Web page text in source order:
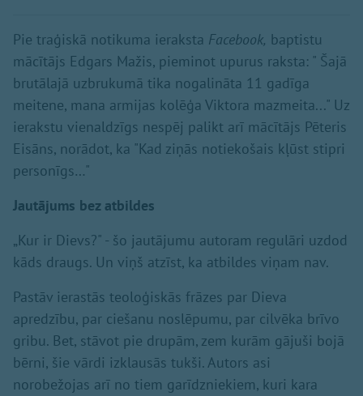
Pie traģiskā notikuma ieraksta Facebook, baptistu
mācītājs Edgars Mažis, pieminot upurus raksta: " Šajā
brutālajā uzbrukumā tika nogalināta 11 gadīga
meitene, mana armijas kolēģa Viktora mazmeita..." Uz
ierakstu vienaldzīgs nespēj palikt arī mācītājs Pēteris
Eisāns, norādot, ka "Kad ziņās notiekošais kļūst stipri
personīgs…"
Jautājums bez atbildes
„Kur ir Dievs?" - šo jautājumu autoram regulāri uzdod
kāds draugs. Un viņš atzīst, ka atbildes viņam nav.
Pastāv ierastās teoloģiskās frāzes par Dieva
apredzību, par ciešanu noslēpumu, par cilvēka brīvo
gribu. Bet, stāvot pie drupām, zem kurām gājuši bojā
bērni, šie vārdi izklausās tukši. Autors asi
norobežojas arī no tiem garīdzniekiem, kuri kara